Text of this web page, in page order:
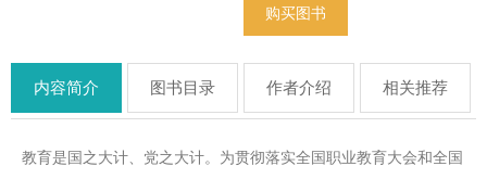
购买图书
内容简介 图书目录 作者介绍 相关推荐
教育是国之大计、党之大计。为贯彻落实全国职业教育大会和全国